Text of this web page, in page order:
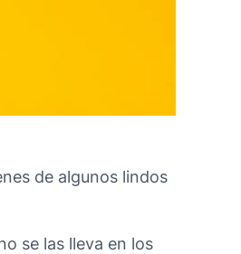
de algunos lindos
se las lleva en los